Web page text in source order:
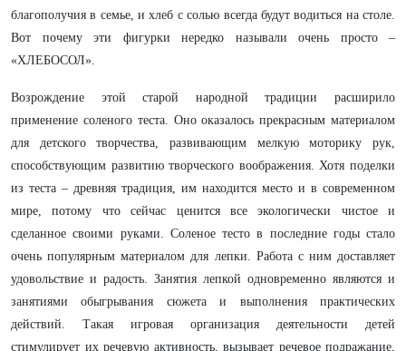
благополучия в семье, и хлеб с солью всегда будут водиться на столе.
Вот почему эти фигурки нередко называли очень просто –
«ХЛЕБОСОЛ».
Возрождение этой старой народной традиции расширило
применение соленого теста. Оно оказалось прекрасным материалом
для детского творчества, развивающим мелкую моторику рук,
способствующим развитию творческого воображения. Хотя поделки
из теста – древняя традиция, им находится место и в современном
мире, потому что сейчас ценится все экологически чистое и
сделанное своими руками. Соленое тесто в последние годы стало
очень популярным материалом для лепки. Работа с ним доставляет
удовольствие и радость. Занятия лепкой одновременно являются и
занятиями обыгрывания сюжета и выполнения практических
действий. Такая игровая организация деятельности детей
стимулирует их речевую активность, вызывает речевое подражание,